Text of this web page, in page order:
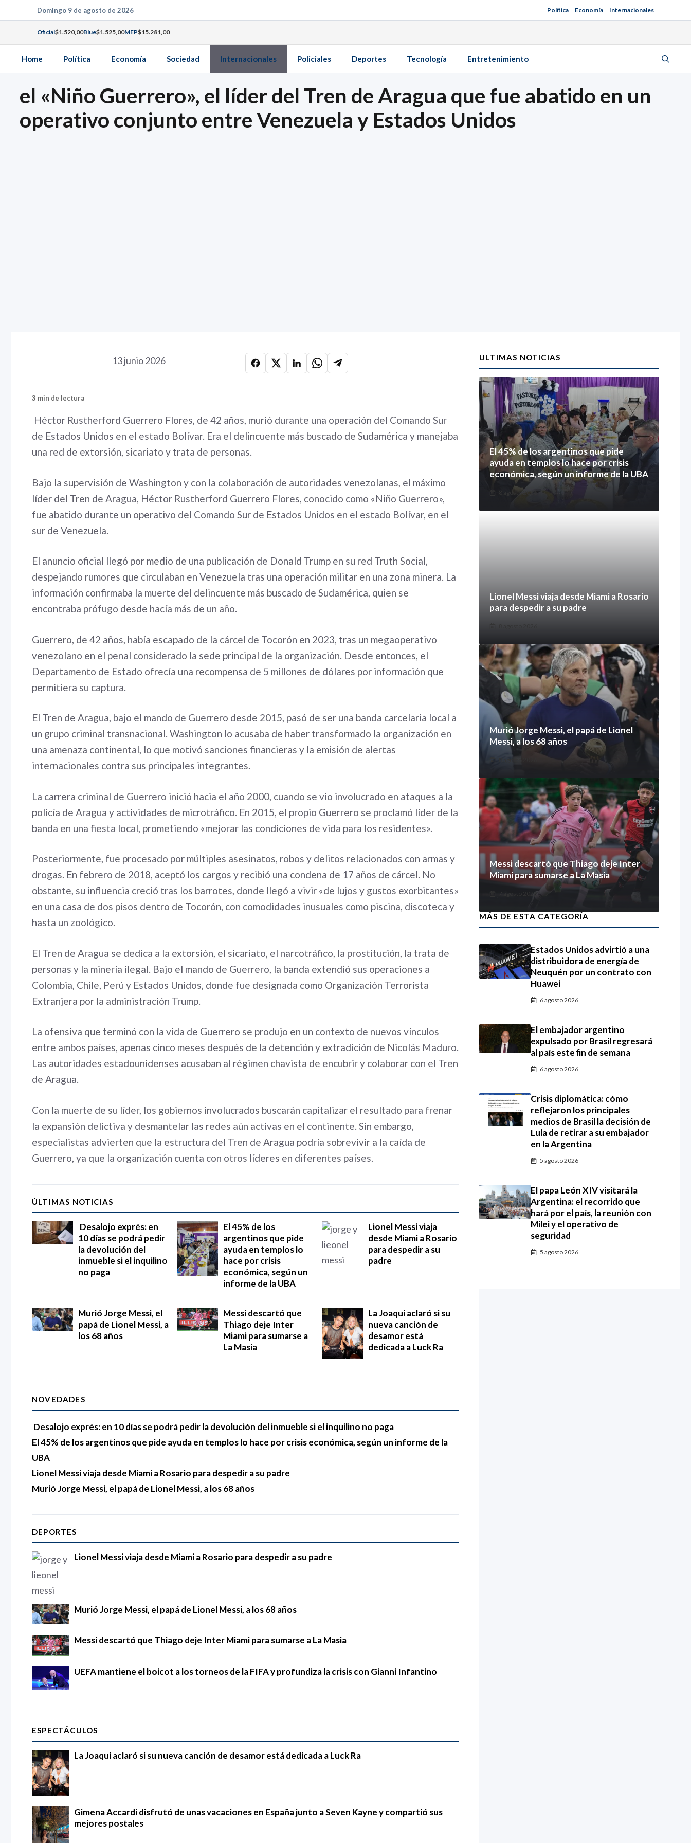
al
contenido
Domingo 9 de agosto de 2026 Política Economía Internacionales
Oficial$1.520,00Blue$1.525,00MEP$15.281,00
Home Política Economía Sociedad Internacionales Policiales Deportes Tecnología Entretenimiento
el «Niño Guerrero», el líder del Tren de Aragua que fue abatido en un
operativo conjunto entre Venezuela y Estados Unidos
13 junio 2026
3 min de lectura
Héctor Rustherford Guerrero Flores, de 42 años, murió durante una operación del Comando Sur
de Estados Unidos en el estado Bolívar. Era el delincuente más buscado de Sudamérica y manejaba
una red de extorsión, sicariato y trata de personas.
Bajo la supervisión de Washington y con la colaboración de autoridades venezolanas, el máximo
líder del Tren de Aragua, Héctor Rustherford Guerrero Flores, conocido como «Niño Guerrero»,
fue abatido durante un operativo del Comando Sur de Estados Unidos en el estado Bolívar, en el
sur de Venezuela.
El anuncio oficial llegó por medio de una publicación de Donald Trump en su red Truth Social,
despejando rumores que circulaban en Venezuela tras una operación militar en una zona minera. La
información confirmaba la muerte del delincuente más buscado de Sudamérica, quien se
encontraba prófugo desde hacía más de un año.
Guerrero, de 42 años, había escapado de la cárcel de Tocorón en 2023, tras un megaoperativo
venezolano en el penal considerado la sede principal de la organización. Desde entonces, el
Departamento de Estado ofrecía una recompensa de 5 millones de dólares por información que
permitiera su captura.
El Tren de Aragua, bajo el mando de Guerrero desde 2015, pasó de ser una banda carcelaria local a
un grupo criminal transnacional. Washington lo acusaba de haber transformado la organización en
una amenaza continental, lo que motivó sanciones financieras y la emisión de alertas
internacionales contra sus principales integrantes.
La carrera criminal de Guerrero inició hacia el año 2000, cuando se vio involucrado en ataques a la
policía de Aragua y actividades de microtráfico. En 2015, el propio Guerrero se proclamó líder de la
banda en una fiesta local, prometiendo «mejorar las condiciones de vida para los residentes».
Posteriormente, fue procesado por múltiples asesinatos, robos y delitos relacionados con armas y
drogas. En febrero de 2018, aceptó los cargos y recibió una condena de 17 años de cárcel. No
obstante, su influencia creció tras los barrotes, donde llegó a vivir «de lujos y gustos exorbitantes»
en una casa de dos pisos dentro de Tocorón, con comodidades inusuales como piscina, discoteca y
hasta un zoológico.
El Tren de Aragua se dedica a la extorsión, el sicariato, el narcotráfico, la prostitución, la trata de
personas y la minería ilegal. Bajo el mando de Guerrero, la banda extendió sus operaciones a
Colombia, Chile, Perú y Estados Unidos, donde fue designada como Organización Terrorista
Extranjera por la administración Trump.
La ofensiva que terminó con la vida de Guerrero se produjo en un contexto de nuevos vínculos
entre ambos países, apenas cinco meses después de la detención y extradición de Nicolás Maduro.
Las autoridades estadounidenses acusaban al régimen chavista de encubrir y colaborar con el Tren
de Aragua.
Con la muerte de su líder, los gobiernos involucrados buscarán capitalizar el resultado para frenar
la expansión delictiva y desmantelar las redes aún activas en el continente. Sin embargo,
especialistas advierten que la estructura del Tren de Aragua podría sobrevivir a la caída de
Guerrero, ya que la organización cuenta con otros líderes en diferentes países.
ÚLTIMAS NOTICIAS
Desalojo exprés: en
10 días se podrá pedir
la devolución del
inmueble si el inquilino
no paga
El 45% de los
argentinos que pide
ayuda en templos lo
hace por crisis
económica, según un
informe de la UBA
Lionel Messi viaja
desde Miami a Rosario
para despedir a su
padre
Murió Jorge Messi, el
papá de Lionel Messi, a
los 68 años
Messi descartó que
Thiago deje Inter
Miami para sumarse a
La Masia
La Joaqui aclaró si su
nueva canción de
desamor está
dedicada a Luck Ra
NOVEDADES
Desalojo exprés: en 10 días se podrá pedir la devolución del inmueble si el inquilino no paga
El 45% de los argentinos que pide ayuda en templos lo hace por crisis económica, según un informe de la
UBA
Lionel Messi viaja desde Miami a Rosario para despedir a su padre
Murió Jorge Messi, el papá de Lionel Messi, a los 68 años
DEPORTES
Lionel Messi viaja desde Miami a Rosario para despedir a su padre
Murió Jorge Messi, el papá de Lionel Messi, a los 68 años
Messi descartó que Thiago deje Inter Miami para sumarse a La Masia
UEFA mantiene el boicot a los torneos de la FIFA y profundiza la crisis con Gianni Infantino
ESPECTÁCULOS
La Joaqui aclaró si su nueva canción de desamor está dedicada a Luck Ra
Gimena Accardi disfrutó de unas vacaciones en España junto a Seven Kayne y compartió sus
mejores postales
ULTIMAS NOTICIAS
El 45% de los argentinos que pide
ayuda en templos lo hace por crisis
económica, según un informe de la UBA
8 agosto 2026
Lionel Messi viaja desde Miami a Rosario
para despedir a su padre
Murió Jorge Messi, el papá de Lionel
Messi, a los 68 años
Messi descartó que Thiago deje Inter
Miami para sumarse a La Masia
7 agosto 2026
MÁS DE ESTA CATEGORÍA
Estados Unidos advirtió a una
distribuidora de energía de
Neuquén por un contrato con
Huawei
6 agosto 2026
El embajador argentino
expulsado por Brasil regresará
al país este fin de semana
6 agosto 2026
Crisis diplomática: cómo
reflejaron los principales
medios de Brasil la decisión de
Lula de retirar a su embajador
en la Argentina
5 agosto 2026
El papa León XIV visitará la
Argentina: el recorrido que
hará por el país, la reunión con
Milei y el operativo de
seguridad
5 agosto 2026